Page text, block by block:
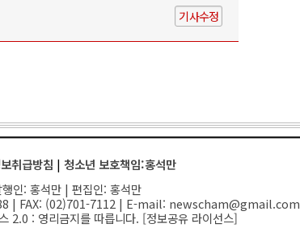
기사수정
취급방침 | 청소년 보호책임:홍석만
인: 홍석만 | 편집인: 홍석만
| FAX: (02)701-7112 | E-mail: newscham@gmail.com
2.0 : 영리금지를 따릅니다. [정보공유 라이선스]